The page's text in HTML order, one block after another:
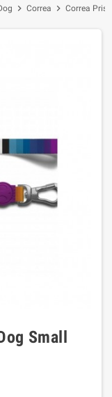
chevron_right Correa chevron_right Correa
Small